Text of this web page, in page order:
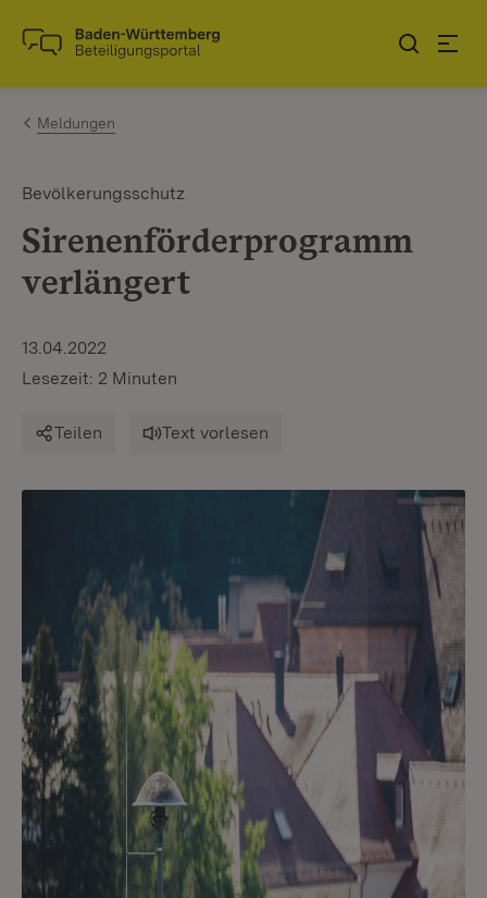
Zum Inhalt springen
Link zur Startseite
Meldungen
Bevölkerungsschutz
Sirenenförderprogramm
verlängert
13.04.2022
Lesezeit: 2 Minuten
Teilen Text vorlesen